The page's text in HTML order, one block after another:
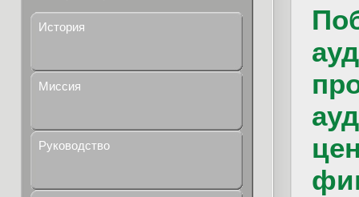
История
Миссия
Руководство